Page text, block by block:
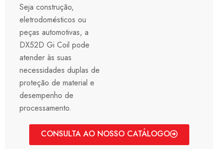
Seja construção,
eletrodomésticos ou
peças automotivas, a
DX52D Gi Coil pode
atender às suas
necessidades duplas de
proteção de material e
desempenho de
processamento.
CONSULTA AO NOSSO CATÁLOGO